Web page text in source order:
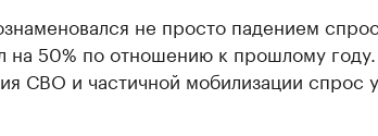
не просто падением
на 50% по отношению к прошлому году.
СВО и частичной мобилизации спрос